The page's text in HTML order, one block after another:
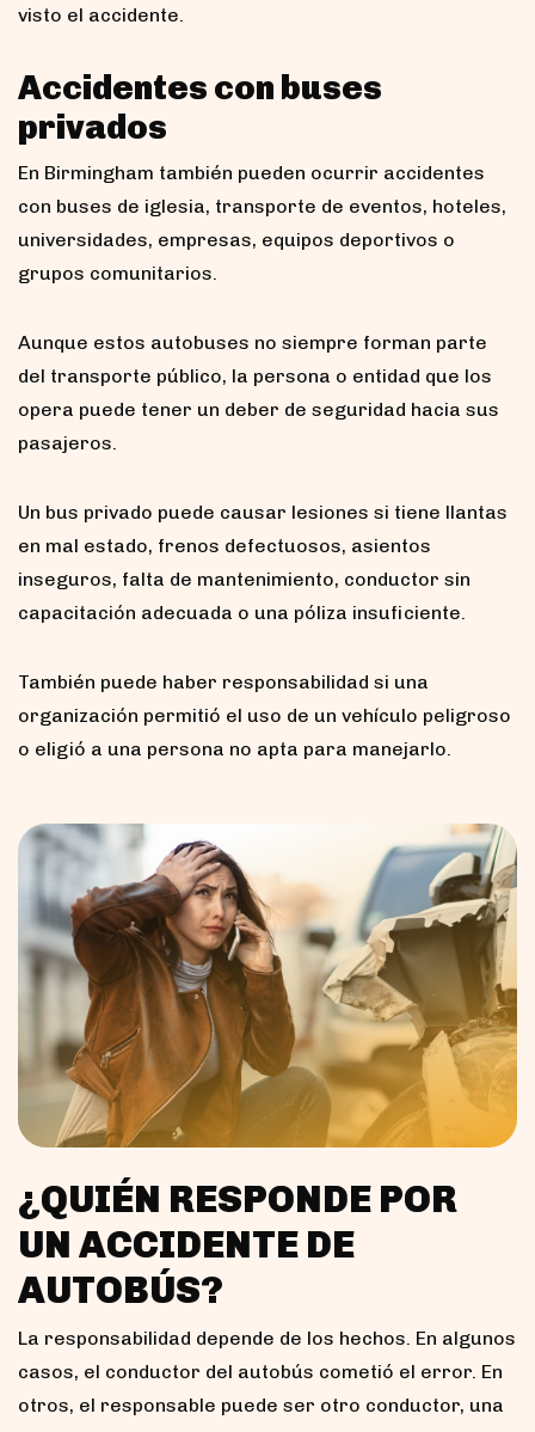
visto el accidente.
Accidentes con buses
privados
En Birmingham también pueden ocurrir accidentes
con buses de iglesia, transporte de eventos, hoteles,
universidades, empresas, equipos deportivos o
grupos comunitarios.
Aunque estos autobuses no siempre forman parte
del transporte público, la persona o entidad que los
opera puede tener un deber de seguridad hacia sus
pasajeros.
Un bus privado puede causar lesiones si tiene llantas
en mal estado, frenos defectuosos, asientos
inseguros, falta de mantenimiento, conductor sin
capacitación adecuada o una póliza insuficiente.
También puede haber responsabilidad si una
organización permitió el uso de un vehículo peligroso
o eligió a una persona no apta para manejarlo.
¿QUIÉN RESPONDE POR
UN ACCIDENTE DE
AUTOBÚS?
La responsabilidad depende de los hechos. En algunos
casos, el conductor del autobús cometió el error. En
otros, el responsable puede ser otro conductor, una